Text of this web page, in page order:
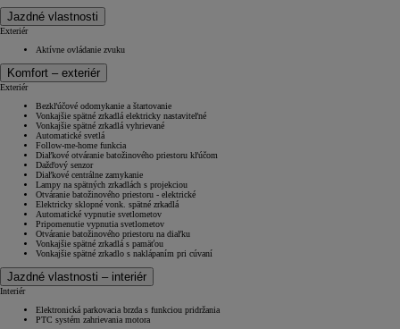
Jazdné vlastnosti
Exteriér
Aktívne ovládanie zvuku
Komfort – exteriér
Exteriér
Bezkľúčové odomykanie a štartovanie
Vonkajšie spätné zrkadlá elektricky nastaviteľné
Vonkajšie spätné zrkadlá vyhrievané
Automatické svetlá
Follow-me-home funkcia
Diaľkové otváranie batožinového priestoru kľúčom
Dažďový senzor
Diaľkové centrálne zamykanie
Lampy na spätných zrkadlách s projekciou
Otváranie batožinového priestoru - elektrické
Elektricky sklopné vonk. spätné zrkadlá
Automatické vypnutie svetlometov
Pripomenutie vypnutia svetlometov
Otváranie batožinového priestoru na diaľku
Vonkajšie spätné zrkadlá s pamäťou
Vonkajšie spätné zrkadlo s naklápaním pri cúvaní
Jazdné vlastnosti – interiér
Interiér
Elektronická parkovacia brzda s funkciou pridržania
PTC systém zahrievania motora